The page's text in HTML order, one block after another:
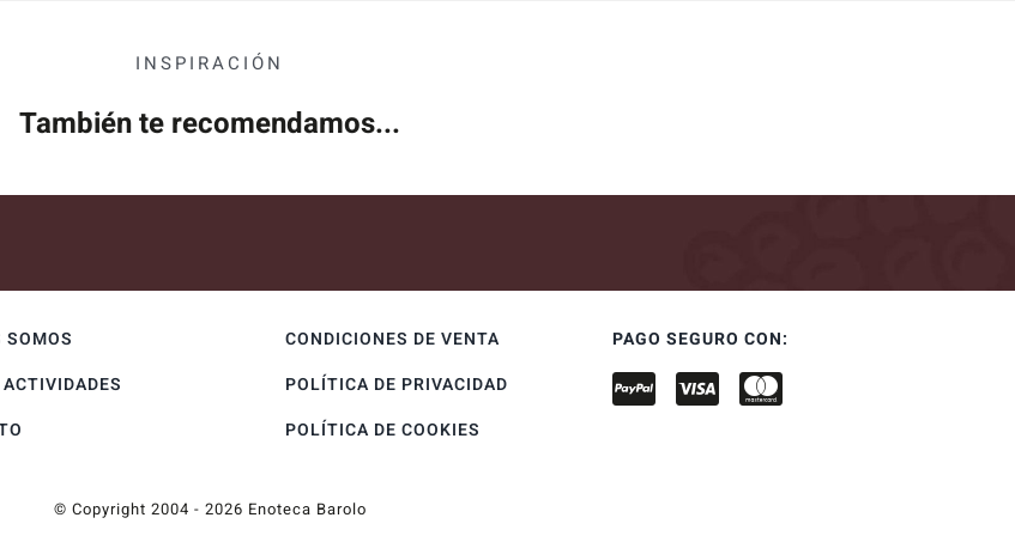
INSPIRACIÓN
También te recomendamos...
SOMOS
CONDICIONES DE VENTA
POLÍTICA DE PRIVACIDAD
POLÍTICA DE COOKIES
PAGO SEGURO CON:
© Copyright 2004 - 2026 Enoteca Barolo